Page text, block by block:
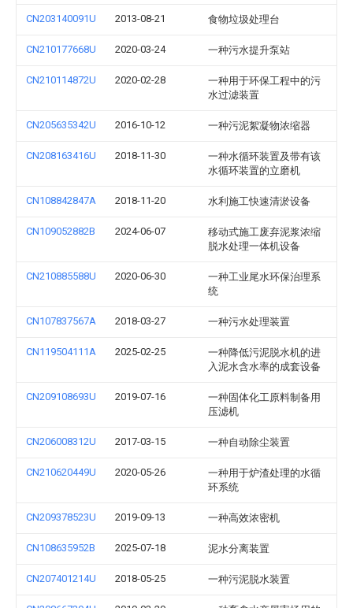
CN203140091U 2013-08-21 食物垃圾处理台
CN210177668U 2020-03-24 一种污水提升泵站
CN210114872U 2020-02-28
一种用于环保工程中的污
水过滤装置
CN205635342U 2016-10-12 一种污泥絮凝物浓缩器
CN208163416U 2018-11-30
一种水循环装置及带有该
水循环装置的立磨机
CN108842847A 2018-11-20 水利施工快速清淤设备
CN109052882B 2024-06-07
移动式施工废弃泥浆浓缩
脱水处理一体机设备
CN210885588U 2020-06-30
一种工业尾水环保治理系
统
CN107837567A 2018-03-27 一种污水处理装置
CN119504111A 2025-02-25
一种降低污泥脱水机的进
入泥水含水率的成套设备
CN209108693U 2019-07-16
一种固体化工原料制备用
压滤机
CN206008312U 2017-03-15 一种自动除尘装置
CN210620449U 2020-05-26
一种用于炉渣处理的水循
环系统
CN209378523U 2019-09-13 一种高效浓密机
CN108635952B 2025-07-18 泥水分离装置
CN207401214U 2018-05-25 一种污泥脱水装置